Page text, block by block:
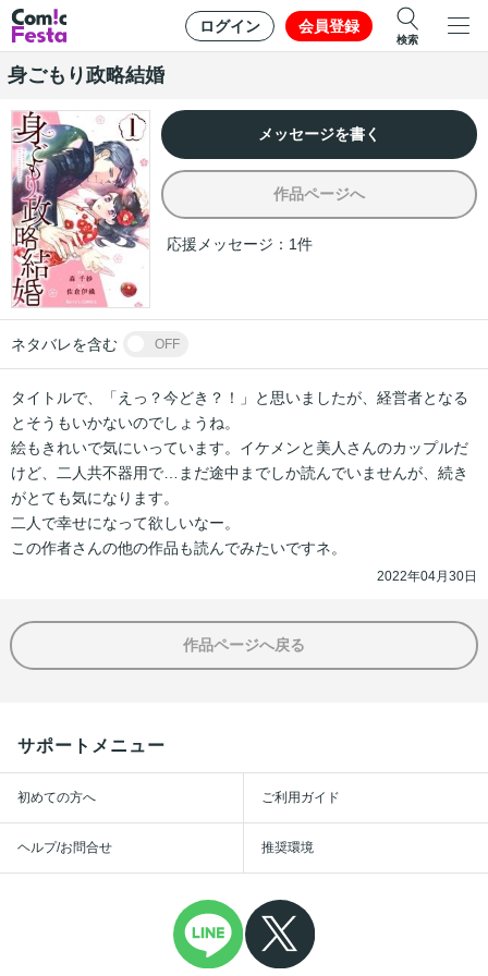
ログイン 会員登録
検索
身ごもり政略結婚
メッセージを書く
作品ページへ
応援メッセージ： 1件
ネタバレを含む OFF
タイトルで、「えっ？今どき？！」と思いましたが、経営者となる
とそうもいかないのでしょうね。
絵もきれいで気にいっています。イケメンと美人さんのカップルだ
けど、二人共不器用で…まだ途中までしか読んでいませんが、続き
がとても気になります。
二人で幸せになって欲しいなー。
この作者さんの他の作品も読んでみたいですネ。
2022年04月30日
作品ページへ戻る
サポートメニュー
初めての方へ ご利用ガイド
ヘルプ/お問合せ 推奨環境